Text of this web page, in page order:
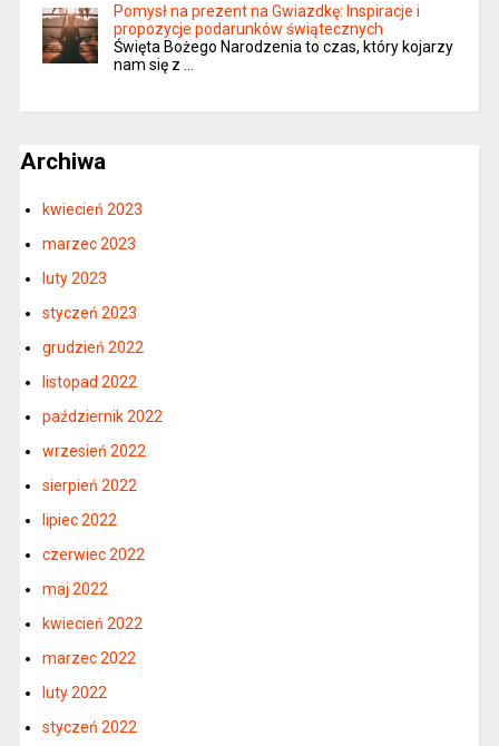
Pomysł na prezent na Gwiazdkę: Inspiracje i
propozycje podarunków świątecznych
Święta Bożego Narodzenia to czas, który kojarzy
nam się z …
Archiwa
kwiecień 2023
marzec 2023
luty 2023
styczeń 2023
grudzień 2022
listopad 2022
październik 2022
wrzesień 2022
sierpień 2022
lipiec 2022
czerwiec 2022
maj 2022
kwiecień 2022
marzec 2022
luty 2022
styczeń 2022